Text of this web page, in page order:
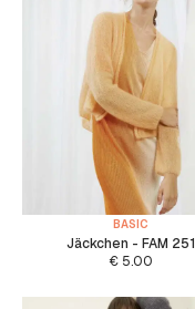
BASIC
Jäckchen - FAM 251
€5.00